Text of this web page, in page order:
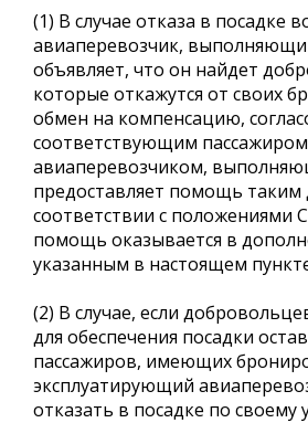
(1) В случае отказа в посадке
авиаперевозчик,
объявляет, что он найдет
которые откажутся от своих
обмен на компенсацию,
соответствующим
авиаперевозчиком,
предоставляет помощь
соответствии с положениями
помощь оказывается в
указанным в настоящем
(2) В случае, если
для обеспечения посадки
пассажиров, имеющих
эксплуатирующий
отказать в посадке по своему